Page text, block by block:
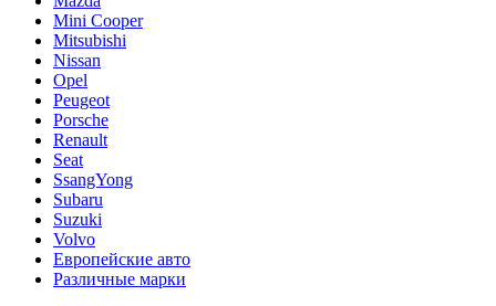
Mini Cooper
Mitsubishi
Nissan
Opel
Peugeot
Porsche
Renault
Seat
SsangYong
Subaru
Suzuki
Volvo
Европейские авто
Различные марки